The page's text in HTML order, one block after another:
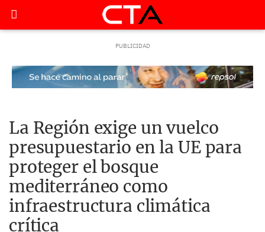
La Región exige un vuelco
presupuestario en la UE para
proteger el bosque
mediterráneo como
infraestructura climática
crítica